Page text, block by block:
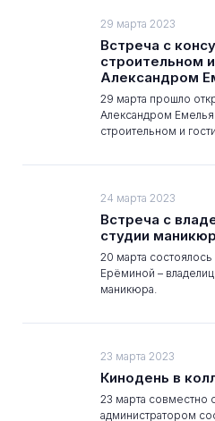
29 марта 2023
Встреча с
строительном
Александром
29 марта прошло
Александром
строительном и
24 марта 2023
Встреча с
студии
20 марта
Ерёминой –
маникюра.
23 марта 2023
Кинодень в
23 марта совместно
администратором